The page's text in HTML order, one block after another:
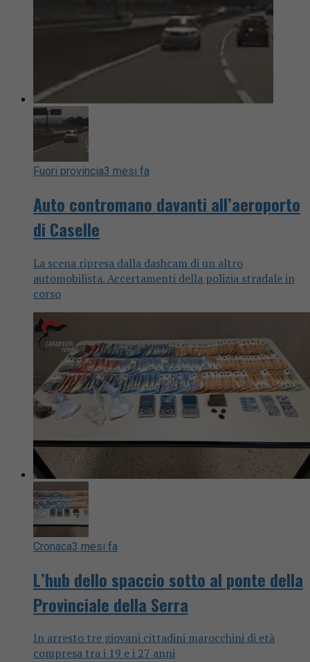
Fuori provincia3 mesi fa
Auto contromano davanti all’aeroporto
di Caselle
La scena ripresa dalla dashcam di un altro
automobilista. Accertamenti della polizia stradale in
corso
Cronaca3 mesi fa
L’hub dello spaccio sotto al ponte della
Provinciale della Serra
In arresto tre giovani cittadini marocchini di età
compresa tra i 19 e i 27 anni